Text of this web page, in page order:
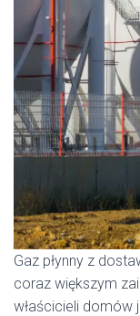
Gaz płynny z
coraz większym
właścicieli domów